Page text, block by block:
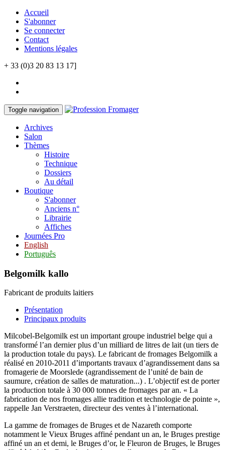
Accueil
S'abonner
Se connecter
Contact
Mentions légales
+ 33 (0)3 20 83 13 17]
Toggle navigation
Archives
Salon
Thèmes
Histoire
Technique
Dossiers
Au détail
Boutique
S'abonner
Anciens n°
Librairie
Affiches
Journées Pro
English
Português
Belgomilk kallo
Fabricant de produits laitiers
Présentation
Principaux produits
Milcobel-Belgomilk est un important groupe industriel belge qui a
transformé l’an dernier plus d’un milliard de litres de lait (un tiers de
la production totale du pays). Le fabricant de fromages Belgomilk a
réalisé en 2010-2011 d’importants travaux d’agrandissement dans sa
fromagerie de Moorslede (agrandissement de l’unité de bain de
saumure, création de salles de maturation...) . L’objectif est de porter
la production totale à 30 000 tonnes de fromages par an. « La
fabrication de nos fromages allie tradition et technologie de pointe »,
rappelle Jan Verstraeten, directeur des ventes à l’international.
La gamme de fromages de Bruges et de Nazareth comporte
notamment le Vieux Bruges affiné pendant un an, le Bruges prestige
affiné un an et demi, le Bruges d’or, le Fleuron de Bruges, le Bruges